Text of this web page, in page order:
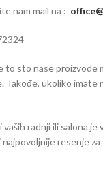
nam mail na :
to sto nase
Takođe, ukoliko
radnji ili salona je
najpovoljnije resenje